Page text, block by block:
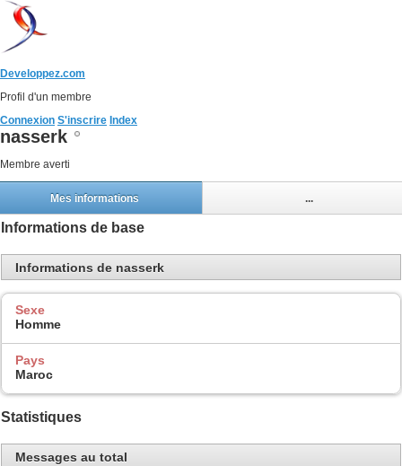
Developpez.com
Profil d'un membre
Connexion S'inscrire Index
nasserk
Membre averti
Mes informations ...
Informations de base
Informations de nasserk
Sexe
Homme
Pays
Maroc
Statistiques
Messages au total